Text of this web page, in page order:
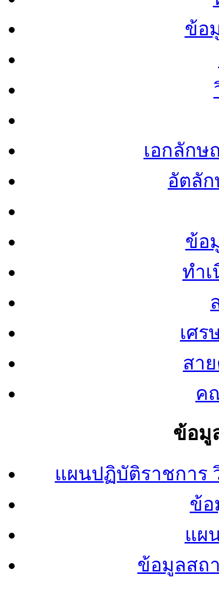
ข้อ
เอกลัก
อัตลั
ข้อ
ทำ
เศร
สา
ค
ข้อมู
แผนปฏิบัติราชการ
ข้อ
แผ
ข้อมูลสถ